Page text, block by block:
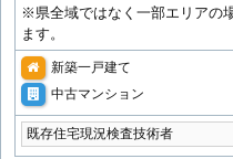
※県全域ではなく一部エリアの
ます。
新築一戸建て
中古マンション
既存住宅現況検査技術者